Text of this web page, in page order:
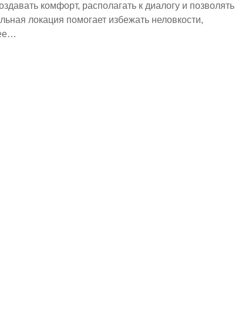
комфорт, располагать к диалогу и позволять
локация помогает избежать неловкости,